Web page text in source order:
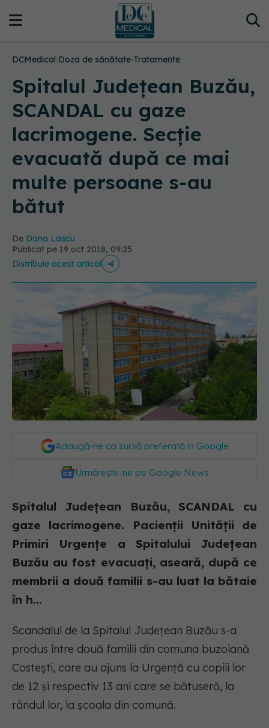
DCMedical›Doza de sănătate›Tratamente
Spitalul Judeţean Buzău,
SCANDAL cu gaze
lacrimogene. Secție
evacuată după ce mai
multe persoane s-au
bătut
De Dana Lascu
Publicat pe 19 oct 2018, 09:25
Distribuie acest articol
Adaugă-ne ca sursă preferată în Google
Urmărește-ne pe Google News
Spitalul Judeţean Buzău, SCANDAL cu
gaze lacrimogene. Pacienţii Unităţii de
Primiri Urgenţe a Spitalului Judeţean
Buzău au fost evacuaţi, aseară, după ce
membrii a două familii s-au luat la bătaie
în h...
Scandalul de la Spitalul Judeţean Buzău s-a
produs între două familii din comuna buzoiană
Costeşti, care au ajuns la Urgență cu copiii lor
de 12 şi respectiv 13 ani care se bătuseră, la
rândul lor, la şcoala din comună.